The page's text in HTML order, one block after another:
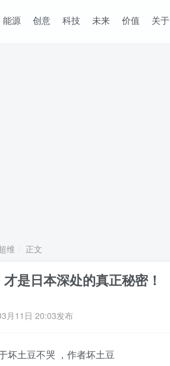
能源 创意 科技 未来 价值 关于
维 正文
是日本深处的真正秘密！
月11日 20:03发布
坏土豆不哭 ，作者坏土豆